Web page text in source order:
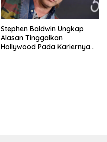
Stephen Baldwin Ungkap
Alasan Tinggalkan
Hollywood Pada Kariernya